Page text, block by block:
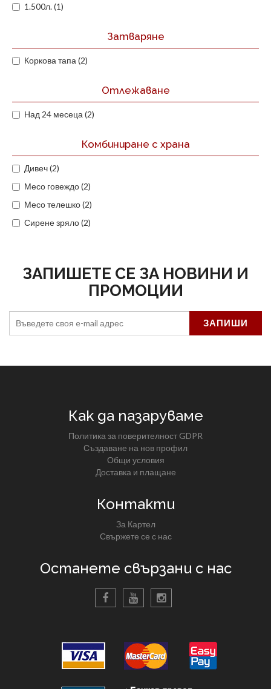
1.500л. (1)
Затваряне
Коркова тапа (2)
Отлежаване
Над 24 месеца (2)
Комбиниране с храна
Дивеч (2)
Месо говеждо (2)
Месо телешко (2)
Сирене зряло (2)
ЗАПИШЕТЕ СЕ ЗА НОВИНИ И
ПРОМОЦИИ
Как да пазаруваме
Политика за поверителност GDPR
Създаване на нов профил
Общи условия
Доставка и плащане
Контакти
За Картел
Свържете се с нас
Останете свързани с нас